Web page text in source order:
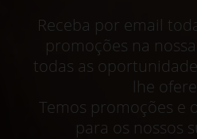
Receba por email
promoções na
todas as
lhe
Temos promoções e
para os nossos